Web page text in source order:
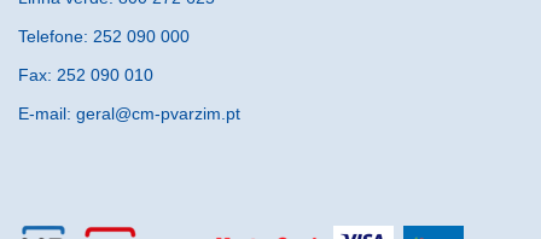
Telefone: 252 090 000
Fax: 252 090 010
E-mail: geral@cm-pvarzim.pt